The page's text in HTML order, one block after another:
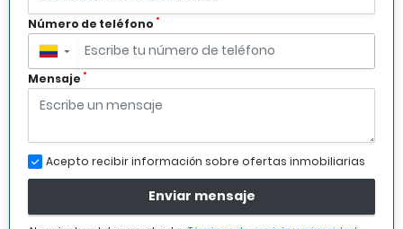
Número de teléfono *
▼
Mensaje *
Acepto recibir información sobre ofertas inmobiliarias
Enviar mensaje